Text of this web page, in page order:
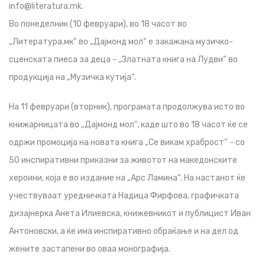
info@literatura.mk.
Вo понеделник (10 февруари), во 18 часот во
„Литература.мк“ во „Дајмонд мол“ е закажана музичко-
сценската пиеса за деца - „Златната книга на Лудви“ во
продукција на „Музичка кутија“.
На 11 февруари (вторник), програмата продолжува исто во
книжарницата во „Дајмонд мол“, каде што во 18 часот ќе се
одржи промоција на новата книга „Се викам храброст“ - со
50 инспиративни приказни за животот на македонските
хероини, која е во издание на „Арс Ламина“. На настанот ќе
учествуваат уредничката Надица Фирфова, графичката
дизајнерка Анета Илиевска, книжевникот и публицист Иван
Антоновски, а ќе има инспиративно обраќање и на дел од
жените застапени во оваа монографија.